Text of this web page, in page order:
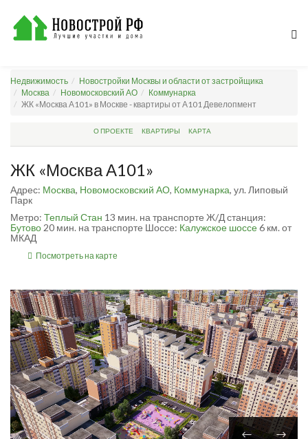
Недвижимость
Новостройки Москвы и области от застройщика
Москва
Новомосковский АО
Коммунарка
ЖК «Москва А101» в Москве - квартиры от А101 Девелопмент
О ПРОЕКТЕ КВАРТИРЫ КАРТА
ЖК «Москва А101»
Адрес: Москва, Новомосковский АО, Коммунарка, ул. Липовый
Парк
Метро: Теплый Стан 13 мин. на транспорте Ж/Д станция:
Бутово 20 мин. на транспорте Шоссе: Калужское шоссе6 км. от
МКАД
Посмотреть на карте